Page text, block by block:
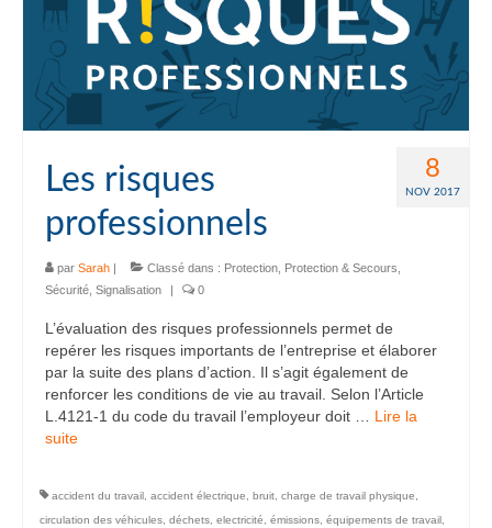
8
NOV 2017
Les risques
professionnels
par Sarah | Classé dans : Protection Protection & Secours
Sécurité Signalisation | 0
L’évaluation des risques professionnels permet de
repérer les risques importants de l’entreprise et élaborer
par la suite des plans d’action. Il s’agit également de
renforcer les conditions de vie au travail. Selon l’Article
L.4121-1 du code du travail l’employeur doit … Lire la
suite­­
accident du travail accident électrique bruit charge de travail physique
circulation des véhicules déchets electricité émissions équipements de travail